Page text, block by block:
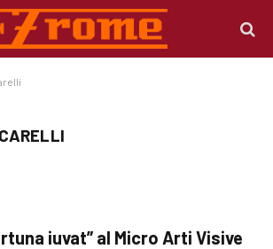
iuvat” al Micro Arti Visive